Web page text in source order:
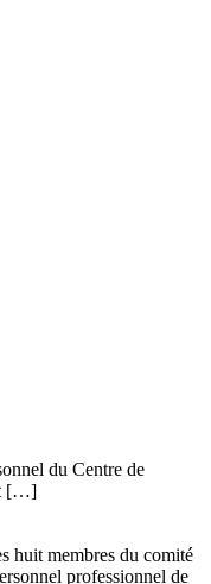
du Centre de
[…]